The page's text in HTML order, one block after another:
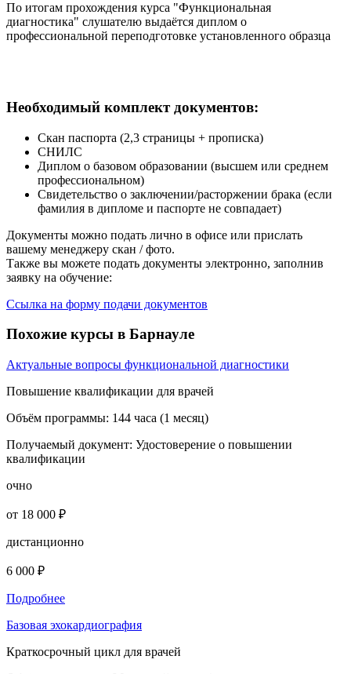
По итогам прохождения курса "Функциональная
диагностика" слушателю выдаётся диплом о
профессиональной переподготовке установленного образца
Необходимый комплект документов:
Скан паспорта (2,3 страницы + прописка)
СНИЛС
Диплом о базовом образовании (высшем или среднем
профессиональном)
Свидетельство о заключении/расторжении брака (если
фамилия в дипломе и паспорте не совпадает)
Документы можно подать лично в офисе или прислать
вашему менеджеру скан / фото.
Также вы можете подать документы электронно, заполнив
заявку на обучение:
Ссылка на форму подачи документов
Похожие курсы в Барнауле
Актуальные вопросы функциональной диагностики
Повышение квалификации для врачей
Объём программы: 144 часа (1 месяц)
Получаемый документ: Удостоверение о повышении
квалификации
очно
от 18 000 ₽
дистанционно
6 000 ₽
Подробнее
Базовая эхокардиография
Краткосрочный цикл для врачей